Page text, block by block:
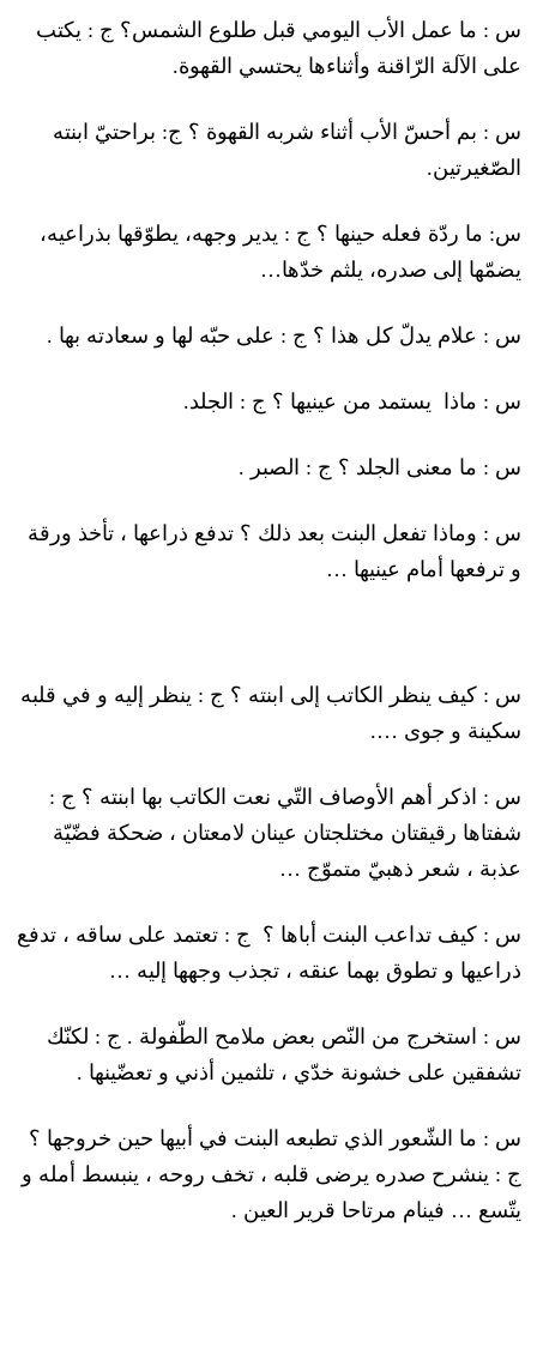
س : ما عمل الأب اليومي قبل طلوع الشمس؟ ج : يكتب
على الآلة الرّاقنة وأثناءها يحتسي القهوة.
س : بم أحسّ الأب أثناء شربه القهوة ؟ ج: براحتيّ ابنته
الصّغيرتين.
س: ما ردّة فعله حينها ؟ ج : يدير وجهه، يطوّقها بذراعيه،
يضمّها إلى صدره، يلثم خدّها…
س : علام يدلّ كل هذا ؟ ج : على حبّه لها و سعادته بها .
س : ماذا يستمد من عينيها ؟ ج : الجلد.
س : ما معنى الجلد ؟ ج : الصبر .
س : وماذا تفعل البنت بعد ذلك ؟ تدفع ذراعها ، تأخذ ورقة
و ترفعها أمام عينيها …
س : كيف ينظر الكاتب إلى ابنته ؟ ج : ينظر إليه و في قلبه
سكينة و جوى ….
س : اذكر أهم الأوصاف التّي نعت الكاتب بها ابنته ؟ ج :
شفتاها رقيقتان مختلجتان عينان لامعتان ، ضحكة فضّيّة
عذبة ، شعر ذهبيّ متموّج …
س : كيف تداعب البنت أباها ؟ ج : تعتمد على ساقه ، تدفع
ذراعيها و تطوق بهما عنقه ، تجذب وجهها إليه …
س : استخرج من النّص بعض ملامح الطّفولة . ج : لكنّك
تشفقين على خشونة خدّي ، تلثمين أذني و تعضّينها .
س : ما الشّعور الذي تطبعه البنت في أبيها حين خروجها ؟
ج : ينشرح صدره يرضى قلبه ، تخف روحه ، ينبسط أمله و
يتّسع … فينام مرتاحا قرير العين .